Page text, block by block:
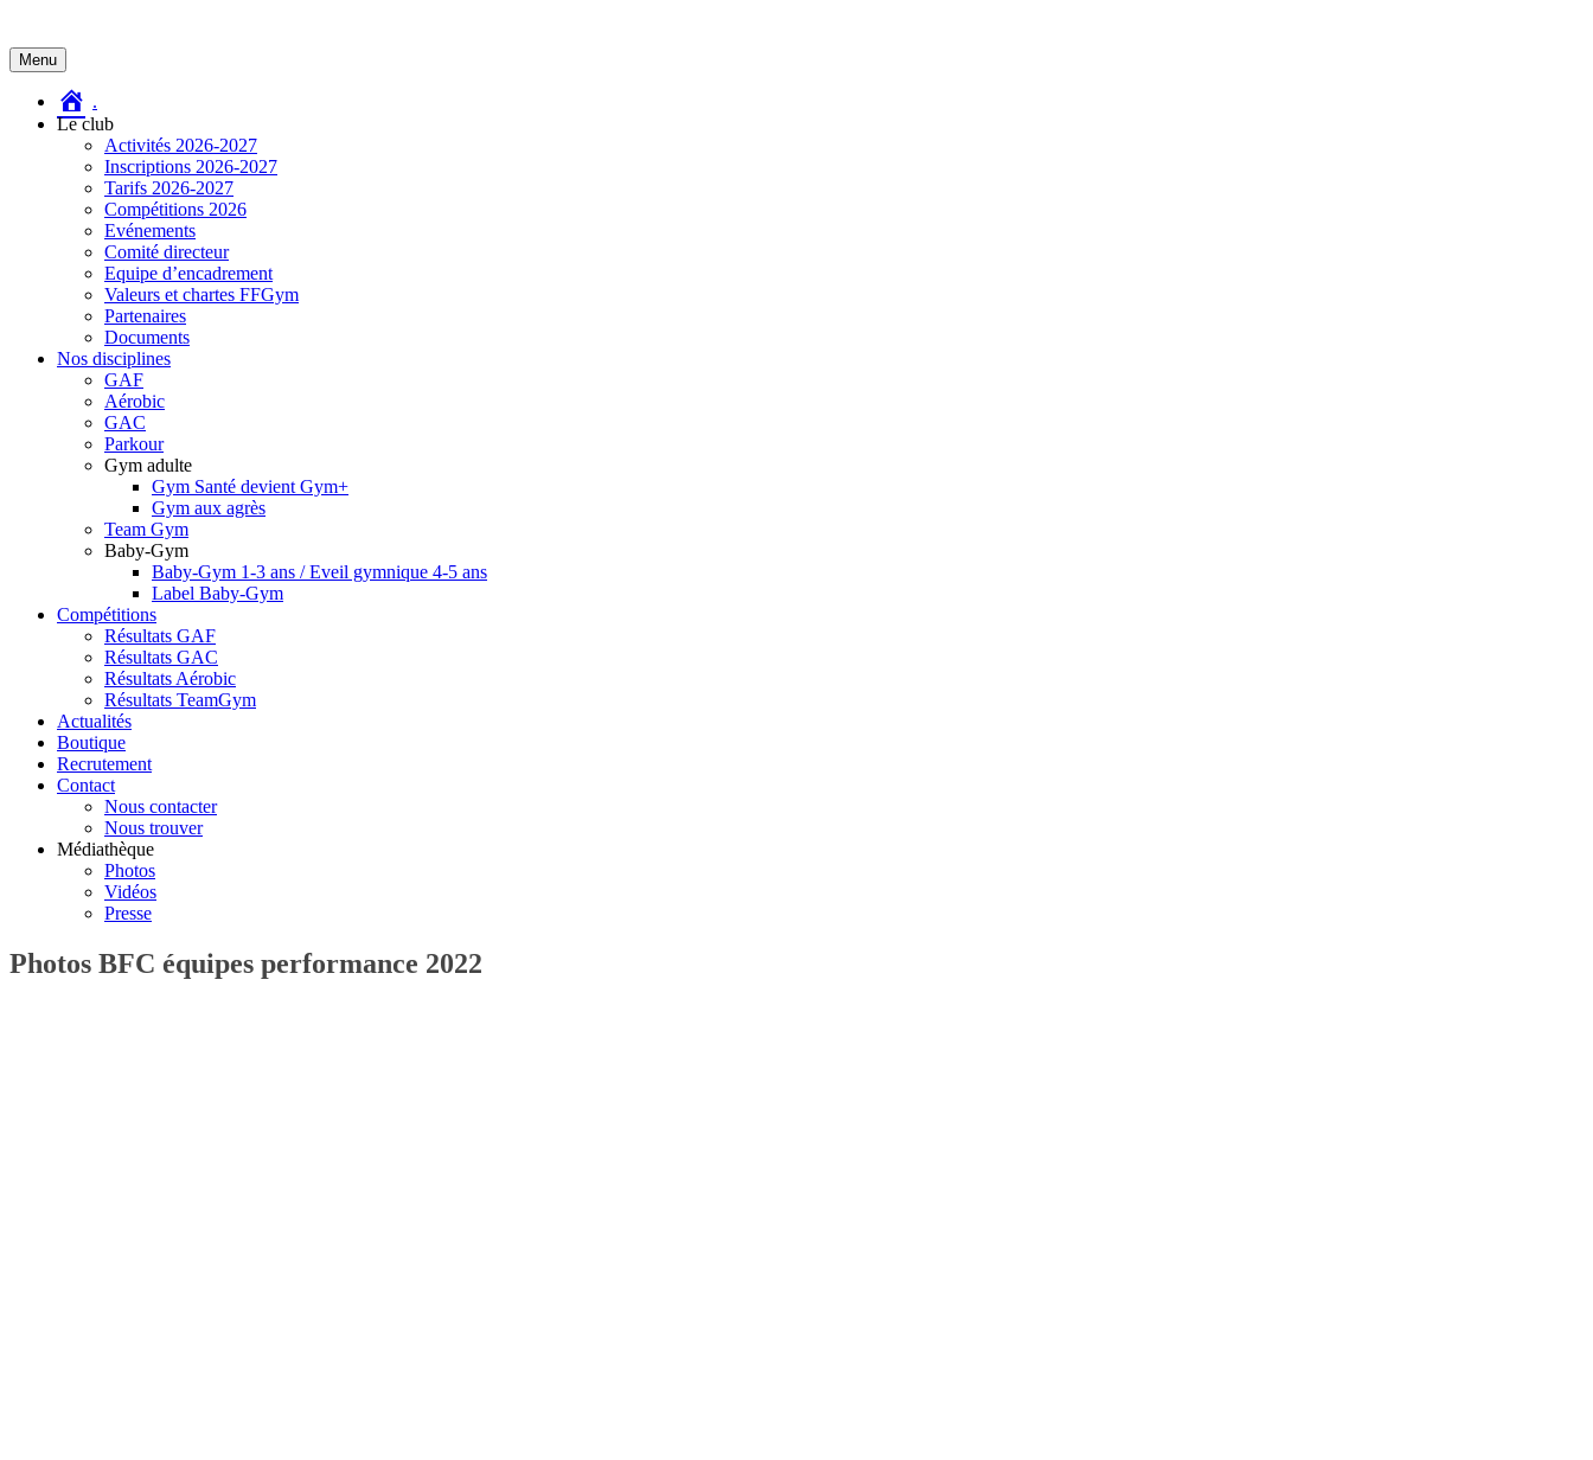
Menu Aller
au
contenu
.
Le club
Activités 2026-2027
Inscriptions 2026-2027
Tarifs 2026-2027
Compétitions 2026
Evénements
Comité directeur
Equipe d’encadrement
Valeurs et chartes FFGym
Partenaires
Documents
Nos disciplines
GAF
Aérobic
GAC
Parkour
Gym adulte
Gym Santé devient Gym+
Gym aux agrès
Team Gym
Baby-Gym
Baby-Gym 1-3 ans / Eveil gymnique 4-5 ans
Label Baby-Gym
Compétitions
Résultats GAF
Résultats GAC
Résultats Aérobic
Résultats TeamGym
Actualités
Boutique
Recrutement
Contact
Nous contacter
Nous trouver
Médiathèque
Photos
Vidéos
Presse
Photos BFC équipes performance 2022